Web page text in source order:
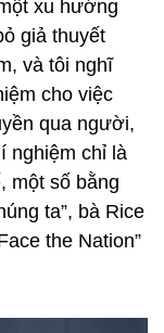
xu hướng
giả thuyết
và tôi nghĩ
cho việc
qua người,
nghiệm chỉ là
một số bằng
ta”, bà Rice
the Nation”